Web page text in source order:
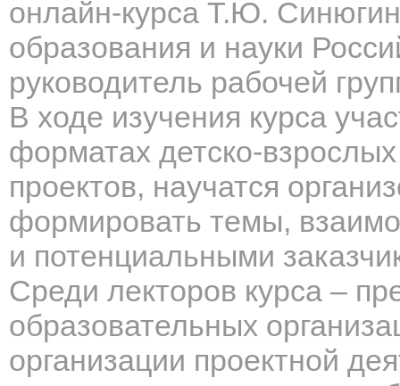
онлайн-курса Т.Ю.
образования и науки
руководитель рабочей
В ходе изучения курса
форматах детско-
проектов, научатся
формировать темы,
и потенциальными
Среди лекторов курса –
образовательных
организации проектной